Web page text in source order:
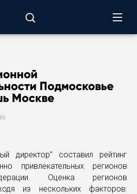
Подмосковье
Москве
директор" составил рейтинг
привлекательных регионов
Оценка регионов
из нескольких факторов: